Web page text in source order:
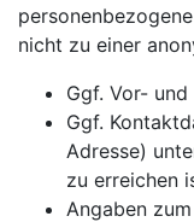
nicht zu einer
Ggf. Vor-
Ggf.
Adresse)
zu erreichen
Angaben